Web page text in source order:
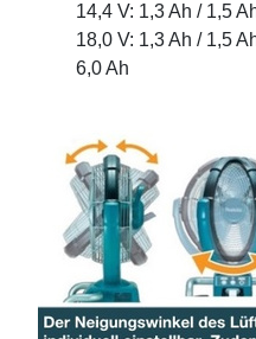
14,4 V: 1,3 Ah / 1,5
18,0 V: 1,3 Ah / 1,5
6,0 Ah